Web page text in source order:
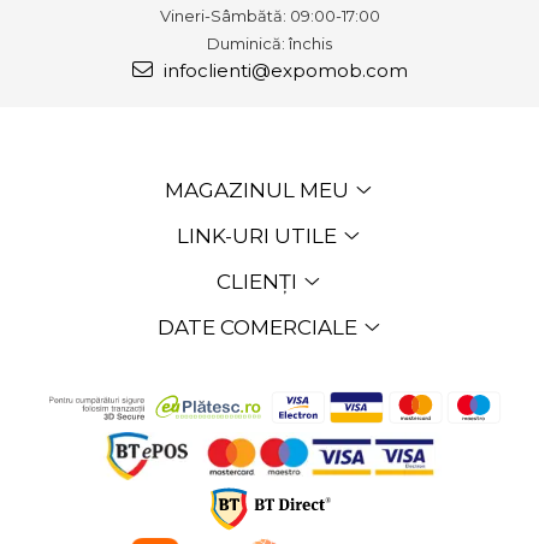
Vineri-Sâmbătă: 09:00-17:00
Duminică: închis
infoclienti@expomob.com
MAGAZINUL MEU
LINK-URI UTILE
CLIENȚI
DATE COMERCIALE